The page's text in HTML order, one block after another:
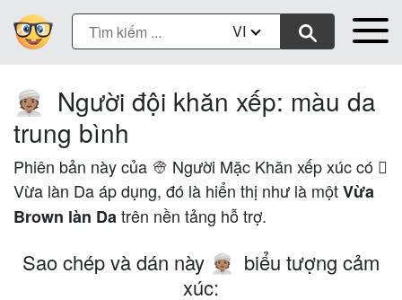
VI
👳🏽
Người đội khăn xếp: màu da
trung bình
Phiên bản này của 👳 Người Mặc Khăn xếp xúc có 🏽
Vừa làn Da áp dụng, đó là hiển thị như là mộtVừa
Brown làn Datrên nền tảng hỗ trợ.
Sao chép và dán này 👳🏽
biểu tượng cảm
xúc: